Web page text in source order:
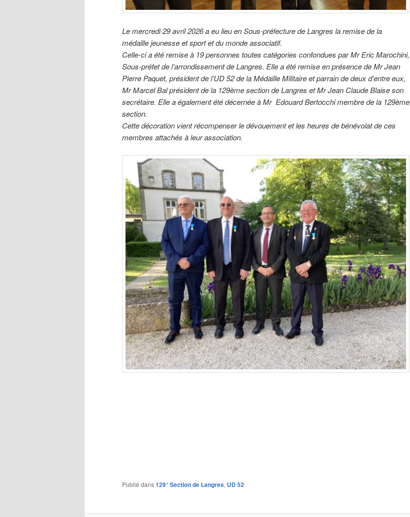
Le mercredi 29 avril 2026 a eu lieu en Sous-préfecture de Langres la remise de la
médaille jeunesse et sport et du monde associatif.
Celle-ci a été remise à 19 personnes toutes catégories confondues par Mr Eric Marochini,
Sous-préfet de l’arrondissement de Langres. Elle a été remise en présence de Mr Jean
Pierre Paquet, président de l’UD 52 de la Médaille Militaire et parrain de deux d’entre eux,
Mr Marcel Bal président de la 129ème section de Langres et Mr Jean Claude Blaise son
secrétaire. Elle a également été décernée à Mr Edouard Bertocchi membre de la 129ème
section.
Cette décoration vient récompenser le dévouement et les heures de bénévolat de ces
membres attachés à leur association.
Publié dans129° Section de Langres, UD 52